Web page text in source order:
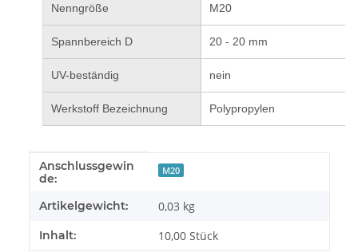
Nenngröße M20
Spannbereich D 20 - 20 mm
UV-beständig nein
Werkstoff Bezeichnung Polypropylen
Produkteigenschaft
Wert
Anschlussgewin
de:
M20
Artikelgewicht: 0,03 kg
Inhalt: 10,00 Stück